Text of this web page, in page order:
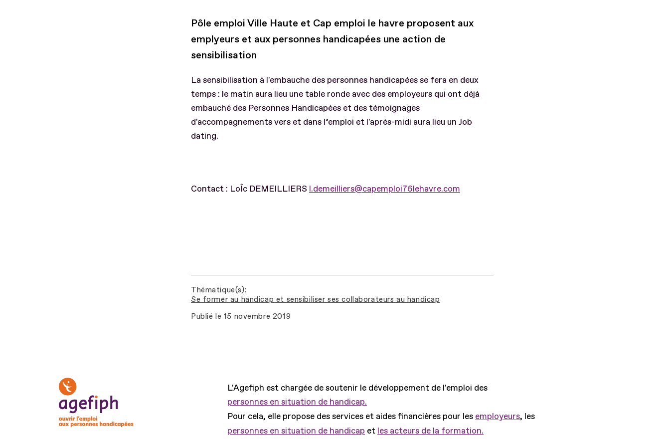
Pôle emploi Ville Haute et Cap emploi le havre proposent aux
emplyeurs et aux personnes handicapées une action de
sensibilisation
La sensibilisation à l'embauche des personnes handicapées se fera en deux
temps : le matin aura lieu une table ronde avec des employeurs qui ont déjà
embauché des Personnes Handicapées et des témoignages
d'accompagnements vers et dans l’emploi et l'après-midi aura lieu un Job
dating.
Contact : LoÎc DEMEILLIERS l.demeilliers@capemploi76lehavre.com
Thématique(s)
Se former au handicap et sensibiliser ses collaborateurs au handicap
Publié le 15 novembre 2019
L'Agefiph est chargée de soutenir le développement de l'emploi des
personnes en situation de handicap.
Pour cela, elle propose des services et aides financières pour les employeurs, les
personnes en situation de handicap et les acteurs de la formation.